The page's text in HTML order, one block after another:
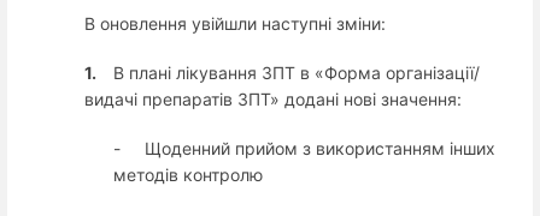
В оновлення увійшли наступні зміни:
1.
В плані лікування ЗПТ в «Форма організації/
видачі препаратів ЗПТ» додані нові значення:
-
Щоденний прийом з використанням інших
методів контролю